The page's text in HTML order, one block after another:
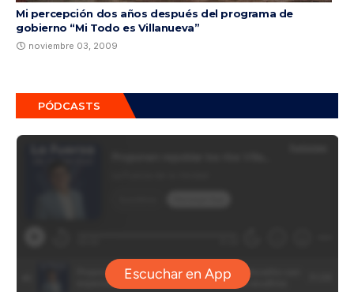
Mi percepción dos años después del programa de
gobierno “Mi Todo es Villanueva”
noviembre 03, 2009
PÓDCASTS